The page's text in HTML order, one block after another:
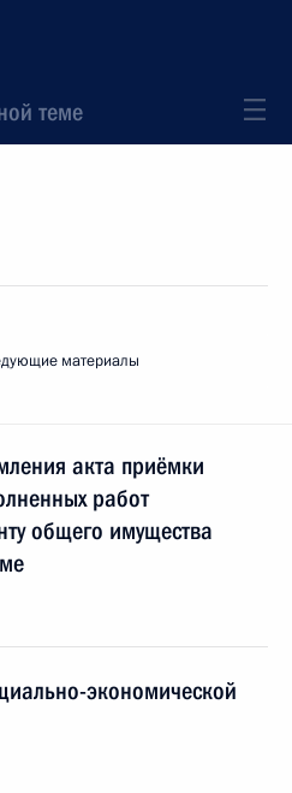
теме
материалы
акта приёмки
работ
общего имущества
экономической